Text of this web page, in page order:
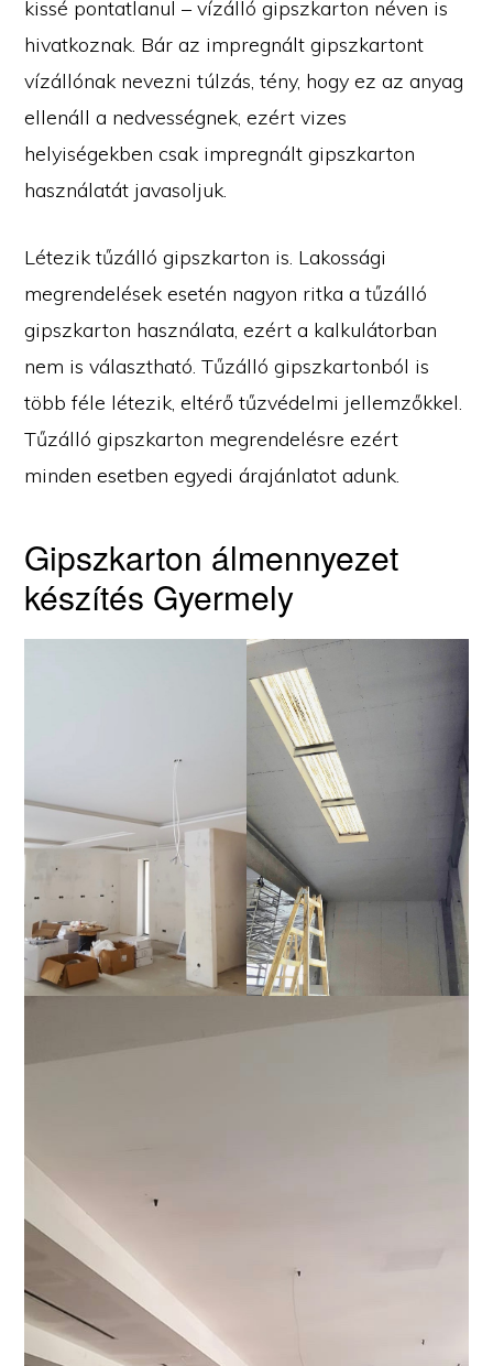
kissé pontatlanul – vízálló gipszkarton néven is
hivatkoznak. Bár az impregnált gipszkartont
vízállónak nevezni túlzás, tény, hogy ez az anyag
ellenáll a nedvességnek, ezért vizes
helyiségekben csak impregnált gipszkarton
használatát javasoljuk.
Létezik tűzálló gipszkarton is. Lakossági
megrendelések esetén nagyon ritka a tűzálló
gipszkarton használata, ezért a kalkulátorban
nem is választható. Tűzálló gipszkartonból is
több féle létezik, eltérő tűzvédelmi jellemzőkkel.
Tűzálló gipszkarton megrendelésre ezért
minden esetben egyedi árajánlatot adunk.
Gipszkarton álmennyezet
készítés Gyermely